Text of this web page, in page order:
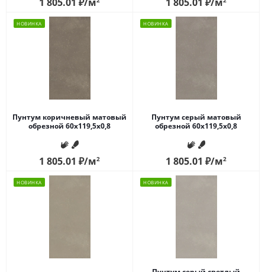
НОВИНКА
Пунтум коричневый матовый
обрезной 60x119,5x0,8
1 805.01 ₽/м2
НОВИНКА
Пунтум серый матовый
обрезной 60x119,5x0,8
1 805.01 ₽/м2
НОВИНКА НОВИНКА